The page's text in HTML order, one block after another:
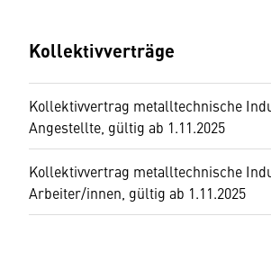
Kollektivverträge
Kollektivvertrag metalltechnische
Angestellte, gültig ab 1.11.2025
Kollektivvertrag metalltechnische
Arbeiter/innen, gültig ab 1.11.2025